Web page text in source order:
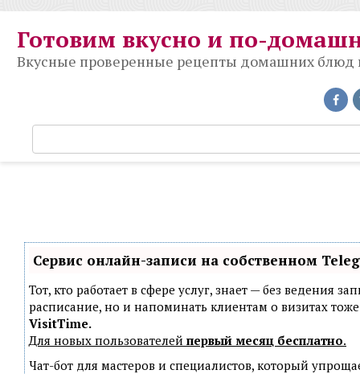
контенту
Готовим вкусно и по-
Вкусные проверенные рецепты домашних блюд
о
Сервис онлайн-записи на собственном
Тот, кто работает в сфере услуг, знает — без ведения
расписание, но и напоминать клиентам о визитах
VisitTime.
Для новых пользователей первый месяц бесплатно.
Чат-бот для мастеров и специалистов, который